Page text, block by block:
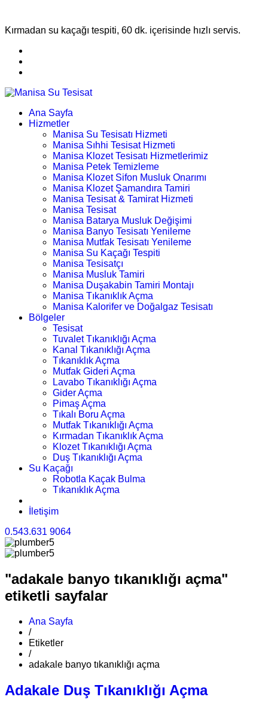
Kırmadan su kaçağı tespiti, 60 dk. içerisinde hızlı servis.
Ana Sayfa
Hizmetler
Manisa Su Tesisatı Hizmeti
Manisa Sıhhi Tesisat Hizmeti
Manisa Klozet Tesisatı Hizmetlerimiz
Manisa Petek Temizleme
Manisa Klozet Sifon Musluk Onarımı
Manisa Klozet Şamandıra Tamiri
Manisa Tesisat & Tamirat Hizmeti
Manisa Tesisat
Manisa Batarya Musluk Değişimi
Manisa Banyo Tesisatı Yenileme
Manisa Mutfak Tesisatı Yenileme
Manisa Su Kaçağı Tespiti
Manisa Tesisatçı
Manisa Musluk Tamiri
Manisa Duşakabin Tamiri Montajı
Manisa Tıkanıklık Açma
Manisa Kalorifer ve Doğalgaz Tesisatı
Bölgeler
Tesisat
Tuvalet Tıkanıklığı Açma
Kanal Tıkanıklığı Açma
Tıkanıklık Açma
Mutfak Gideri Açma
Lavabo Tıkanıklığı Açma
Gider Açma
Pimaş Açma
Tıkalı Boru Açma
Mutfak Tıkanıklığı Açma
Kırmadan Tıkanıklık Açma
Klozet Tıkanıklığı Açma
Duş Tıkanıklığı Açma
Su Kaçağı
Robotla Kaçak Bulma
Tıkanıklık Açma
İletişim
0.543.631 9064
"adakale banyo tıkanıklığı açma"
etiketli sayfalar
Ana Sayfa
/
Etiketler
/
adakale banyo tıkanıklığı açma
Adakale Duş Tıkanıklığı Açma